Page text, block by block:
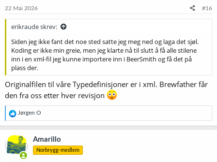
22 Mai 2026 #16
erikraude skrev:
Siden jeg ikke fant det noe sted satte jeg meg ned og laga det sjøl.
Koding er ikke min greie, men jeg klarte nå til slutt å få alle stilene
inn i en xml-fil jeg kunne importere inn i BeerSmith og få det på
plass der.
Originalfilen til våre Typedefinisjoner er i xml. Brewfather får
den fra oss etter hver revisjon
R
e
a
k
s
j
o
Jørgen O
Amarillo
Norbrygg-medlem